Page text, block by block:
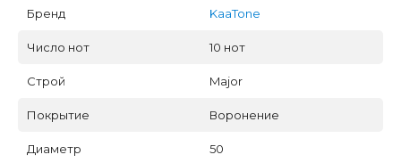
Бренд KaaTone
Число нот 10 нот
Строй Major
Покрытие Воронение
Диаметр 50